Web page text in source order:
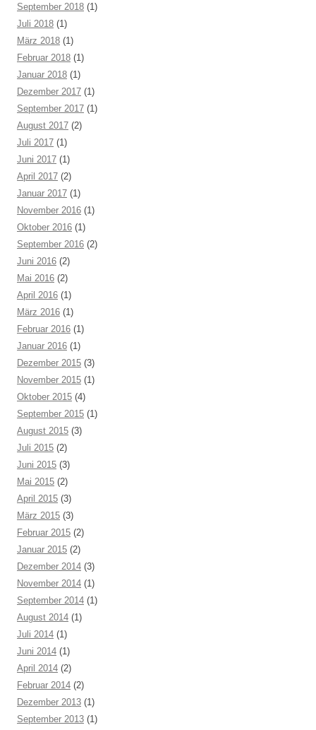
September 2018 (1)
Juli 2018 (1)
März 2018 (1)
Februar 2018 (1)
Januar 2018 (1)
Dezember 2017 (1)
September 2017 (1)
August 2017 (2)
Juli 2017 (1)
Juni 2017 (1)
April 2017 (2)
Januar 2017 (1)
November 2016 (1)
Oktober 2016 (1)
September 2016 (2)
Juni 2016 (2)
Mai 2016 (2)
April 2016 (1)
März 2016 (1)
Februar 2016 (1)
Januar 2016 (1)
Dezember 2015 (3)
November 2015 (1)
Oktober 2015 (4)
September 2015 (1)
August 2015 (3)
Juli 2015 (2)
Juni 2015 (3)
Mai 2015 (2)
April 2015 (3)
März 2015 (3)
Februar 2015 (2)
Januar 2015 (2)
Dezember 2014 (3)
November 2014 (1)
September 2014 (1)
August 2014 (1)
Juli 2014 (1)
Juni 2014 (1)
April 2014 (2)
Februar 2014 (2)
Dezember 2013 (1)
September 2013 (1)